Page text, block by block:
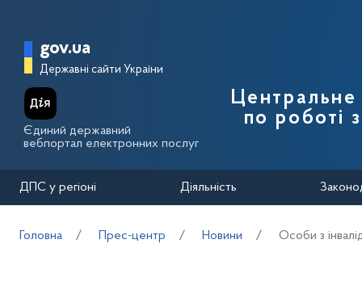
Головна сторінка Державної
gov.ua
Державні сайти України
Єдиний державний
вебпортал електронних послуг
Центральне
по роботі
ДПС у регіоні Діяльність
Головна Прес-центр Новини Особи з